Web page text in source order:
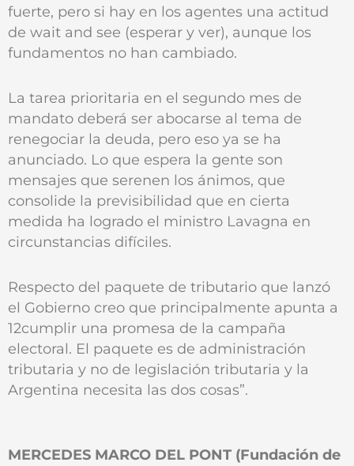
fuerte, pero si hay en los agentes una actitud
de wait and see (esperar y ver), aunque los
fundamentos no han cambiado.
La tarea prioritaria en el segundo mes de
mandato deberá ser abocarse al tema de
renegociar la deuda, pero eso ya se ha
anunciado. Lo que espera la gente son
mensajes que serenen los ánimos, que
consolide la previsibilidad que en cierta
medida ha logrado el ministro Lavagna en
circunstancias difíciles.
Respecto del paquete de tributario que lanzó
el Gobierno creo que principalmente apunta a
12cumplir una promesa de la campaña
electoral. El paquete es de administración
tributaria y no de legislación tributaria y la
Argentina necesita las dos cosas”.
MERCEDES MARCO DEL PONT (Fundación de